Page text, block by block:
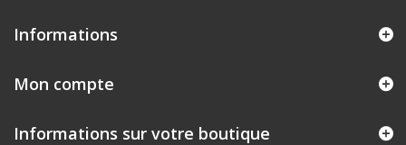
Informations
Mon compte
Informations sur votre boutique